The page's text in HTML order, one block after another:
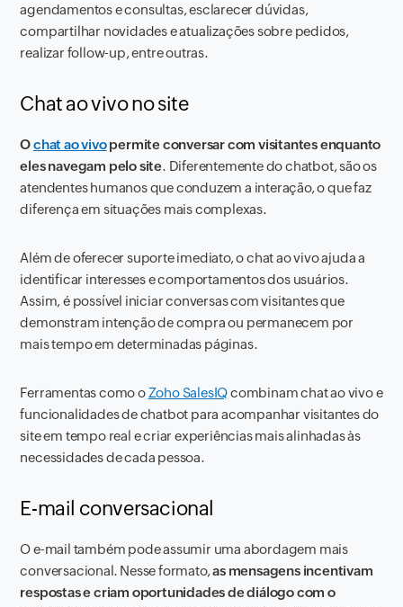
agendamentos e consultas, esclarecer dúvidas,
compartilhar novidades e atualizações sobre pedidos,
realizar follow-up, entre outras.
Chat ao vivo no site
Ochat ao vivopermite conversar com visitantes enquanto
eles navegam pelo site. Diferentemente do chatbot, são os
atendentes humanos que conduzem a interação, o que faz
diferença em situações mais complexas.
Além de oferecer suporte imediato, o chat ao vivo ajuda a
identificar interesses e comportamentos dos usuários.
Assim, é possível iniciar conversas com visitantes que
demonstram intenção de compra ou permanecem por
mais tempo em determinadas páginas.
Ferramentas como o Zoho SalesIQcombinam chat ao vivo e
funcionalidades de chatbot para acompanhar visitantes do
site em tempo real e criar experiências mais alinhadas às
necessidades de cada pessoa.
E-mail conversacional
O e-mail também pode assumir uma abordagem mais
conversacional. Nesse formato,as mensagens incentivam
respostas e criam oportunidades de diálogo com o